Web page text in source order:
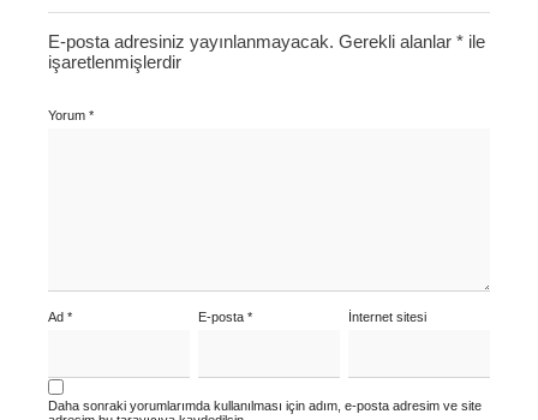
E-posta adresiniz yayınlanmayacak. Gerekli alanlar * ile
işaretlenmişlerdir
Yorum *
Ad * E-posta* İnternet sitesi
Daha sonraki yorumlarımda kullanılması için adım, e-posta adresim ve site